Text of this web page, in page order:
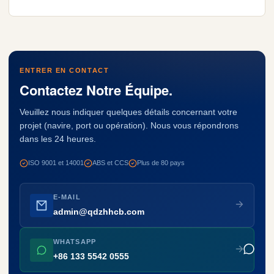
ENTRER EN CONTACT
Contactez Notre Équipe.
Veuillez nous indiquer quelques détails concernant votre
projet (navire, port ou opération). Nous vous répondrons
dans les 24 heures.
ISO 9001 et 14001 ABS et CCS Plus de 80 pays
E-MAIL
admin@qdzhhcb.com
WHATSAPP
+86 133 5542 0555